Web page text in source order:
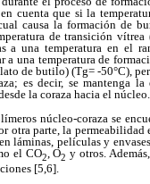
cuenta que si la
causa la formación de
de transición
a una temperatura en el
a una temperatura de
de butilo) (Tg= -50°C),
es decir, se mantenga
la coraza hacia el núcleo.
núcleo-coraza se
otra parte, la
láminas, películas y
el CO2 , O2 y otros.
[5,6].